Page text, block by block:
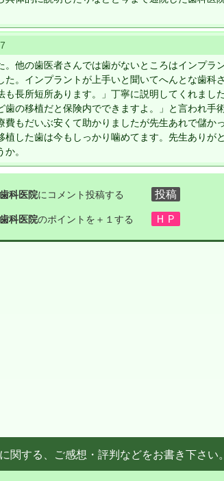
。他の歯医者さんでは歯がないところはインプラ
た。インプラントが上手いと聞いてへんとな歯科
も長所短所あります。」丁寧に説明してくれまし
の移植だと保険内でできますよ。」と言われ手
もだいぶ安くて助かりましたが先生あれで儲か
した歯は今もしっかり噛めてます。先生ありが
。
科医院にコメント投稿する
科医院のポイントを＋１する
関する、ご感想・評判などをお書き下さい。